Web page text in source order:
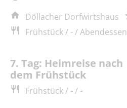
Döllacher Dorfwirtshaus
Frühstück / - / Abendessen
7. Tag: Heimreise nach
dem Frühstück
Frühstück / - / -